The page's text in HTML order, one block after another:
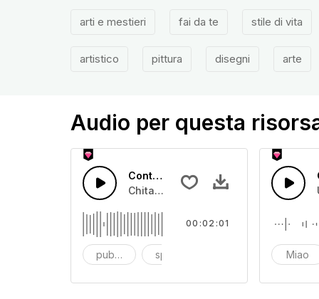
arti e mestieri fai da te stile di vita
artistico pittura disegni arte
Audio per questa
Contro Tempo Rock Indie Divertente
Chitarra rock energica con batteria
pubblicità spiaggia
00:02:01
Miao